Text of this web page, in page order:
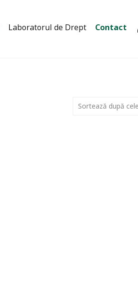
Laboratorul de Drept Contact
Sortează după